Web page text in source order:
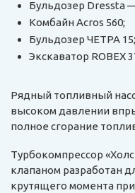
Бульдозер Dressta
Комбайн Acros 560;
Бульдозер ЧЕТРА 15;
Экскаватор ROBEX
Рядный топливный
высоком давлении
полное сгорание
Турбокомпрессор
клапаном разработан
крутящего момента